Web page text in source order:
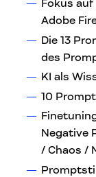
Fokus
Adobe
Die 13
des
KI als
10
Negative
/ Chaos /